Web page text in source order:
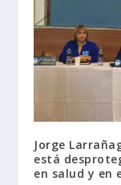
Jorge
está
en salud y en